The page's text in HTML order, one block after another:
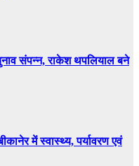
चुनाव संपन्न, राकेश थपलियाल बने
में स्वास्थ्य, पर्यावरण एवं